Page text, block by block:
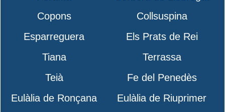
Copons
Collsuspina
Esparreguera
Els Prats de Rei
Tiana
Terrassa
Teià
Fe del Penedès
Eulàlia de Ronçana
Eulàlia de Riuprimer